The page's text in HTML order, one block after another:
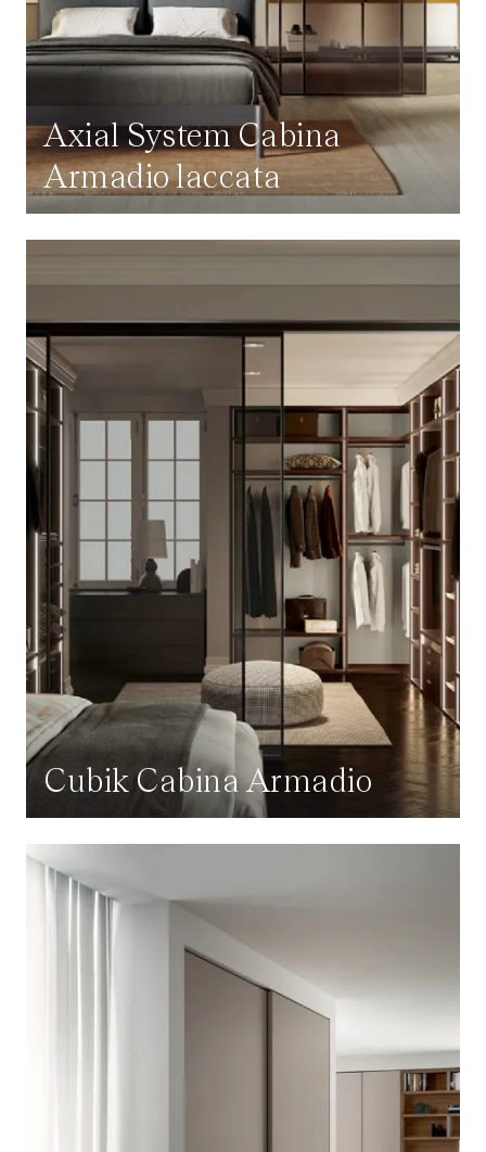
Axial System Cabina
Armadio laccata
Cubik Cabina Armadio